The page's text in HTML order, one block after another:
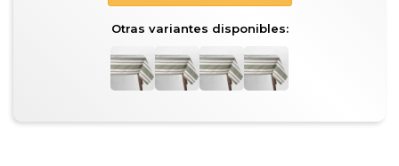
Otras variantes disponibles: